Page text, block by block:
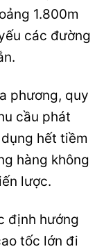
1.800m
các đường
phương, quy
cầu phát
hết tiềm
hàng không
lược.
định hướng
tốc lớn đi